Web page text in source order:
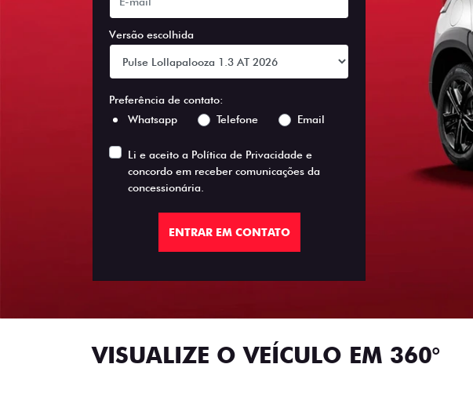
Versão escolhida
Preferência de contato:
Whatsapp
Telefone Email
Li e aceito a Política de Privacidade e
concordo em receber comunicações da
concessionária.
ENTRAR EM CONTATO
VISUALIZE O VEÍCULO EM 360°